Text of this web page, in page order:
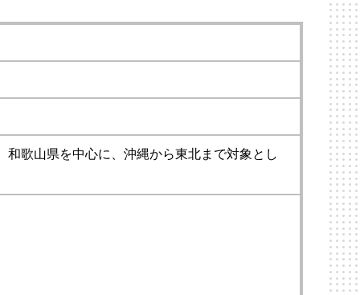
歌山県を中心に、沖縄から東北まで対象とし